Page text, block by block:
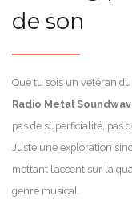
de son
Que tu sois un vétéran
Radio Metal
pas de superficialité, pas
Juste une exploration
mettant l’accent sur la
genre musical.